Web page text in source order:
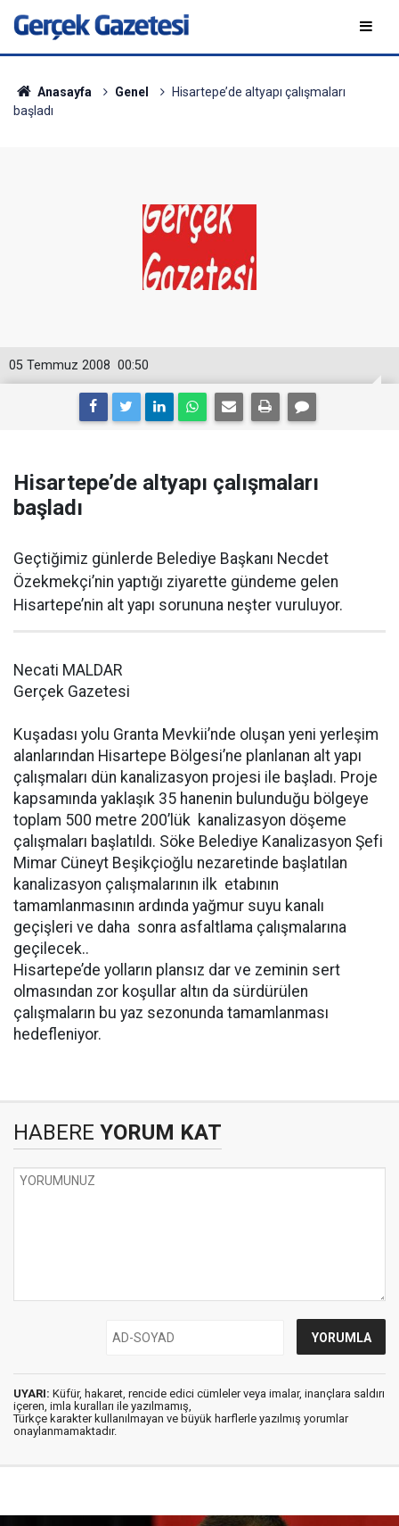
Anasayfa Genel
Hisartepe’de altyapı çalışmaları
başladı
00:50
05 Temmuz 2008
Hisartepe’de altyapı çalışmaları
başladı
Geçtiğimiz günlerde Belediye Başkanı Necdet
Özekmekçi’nin yaptığı ziyarette gündeme gelen
Hisartepe’nin alt yapı sorununa neşter vuruluyor.
Necati MALDAR
Gerçek Gazetesi
Kuşadası yolu Granta Mevkii’nde oluşan yeni yerleşim
alanlarından Hisartepe Bölgesi’ne planlanan alt yapı
çalışmaları dün kanalizasyon projesi ile başladı. Proje
kapsamında yaklaşık 35 hanenin bulunduğu bölgeye
toplam 500 metre 200’lük kanalizasyon döşeme
çalışmaları başlatıldı. Söke Belediye Kanalizasyon Şefi
Mimar Cüneyt Beşikçioğlu nezaretinde başlatılan
kanalizasyon çalışmalarının ilk etabının
tamamlanmasının ardında yağmur suyu kanalı
geçişleri ve daha sonra asfaltlama çalışmalarına
geçilecek..
Hisartepe’de yolların plansız dar ve zeminin sert
olmasından zor koşullar altın da sürdürülen
çalışmaların bu yaz sezonunda tamamlanması
hedefleniyor.
HABERE YORUM KAT
UYARI: Küfür, hakaret, rencide edici cümleler veya imalar, inançlara saldırı
içeren, imla kuralları ile yazılmamış,
Türkçe karakter kullanılmayan ve büyük harflerle yazılmış yorumlar
onaylanmamaktadır.